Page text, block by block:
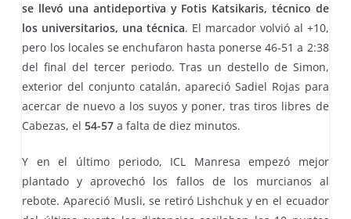
se llevó una antideportiva y Fotis Katsikaris, técnico de
los universitarios, una técnica. El marcador volvió al +10,
pero los locales se enchufaron hasta ponerse 46-51 a 2:38
del final del tercer periodo. Tras un destello de Simon,
exterior del conjunto catalán, apareció Sadiel Rojas para
acercar de nuevo a los suyos y poner, tras tiros libres de
Cabezas, el54-57 a falta de diez minutos.
Y en el último periodo, ICL Manresa empezó mejor
plantado y aprovechó los fallos de los murcianos al
rebote. Apareció Musli, se retiró Lishchuk y en el ecuador